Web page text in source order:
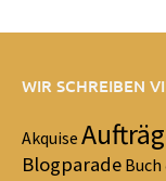
WIR SCHREIBEN
Akquise
Blogparade Buch